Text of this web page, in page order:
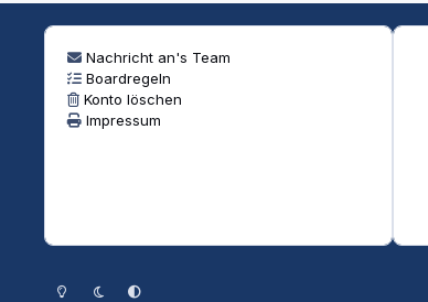
Nachricht an's Team
Boardregeln
Konto löschen
Impressum
Heller ModusDunkler Modus
Systemeinstellung